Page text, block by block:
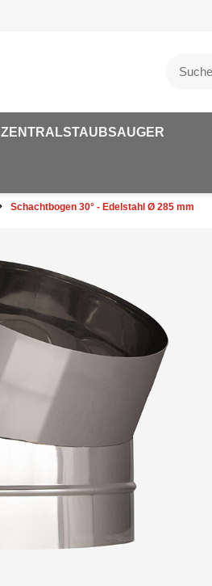
ZENTRALSTAUBSAUGER
Schachtbogen 30° - Edelstahl Ø 285 mm